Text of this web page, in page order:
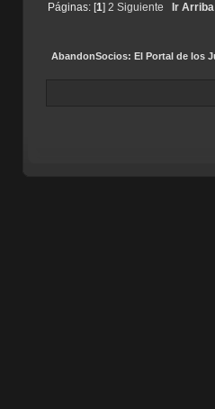
Páginas: [1] 2 Siguiente Ir Arriba
AbandonSocios: El Portal de los